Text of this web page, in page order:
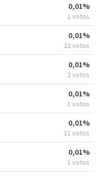
0,01%
1 votos
0,01%
22 votos
0,01%
2 votos
0,01%
1 votos
0,01%
11 votos
0,01%
1 votos